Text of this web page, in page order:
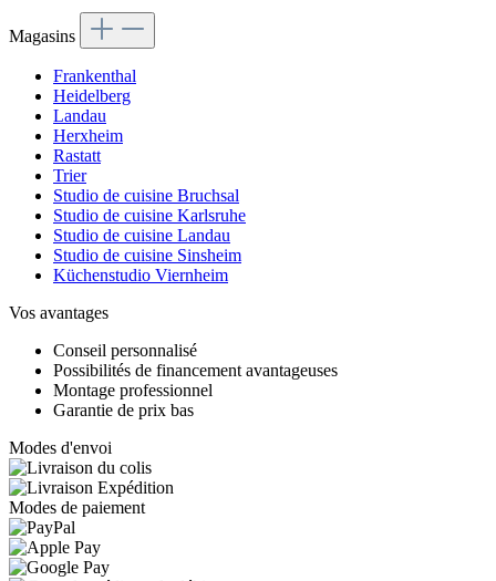
Magasins
Frankenthal
Heidelberg
Landau
Herxheim
Rastatt
Trier
Studio de cuisine Bruchsal
Studio de cuisine Karlsruhe
Studio de cuisine Landau
Studio de cuisine Sinsheim
Küchenstudio Viernheim
Vos avantages
Conseil personnalisé
Possibilités de financement avantageuses
Montage professionnel
Garantie de prix bas
Modes d'envoi
Modes de paiement